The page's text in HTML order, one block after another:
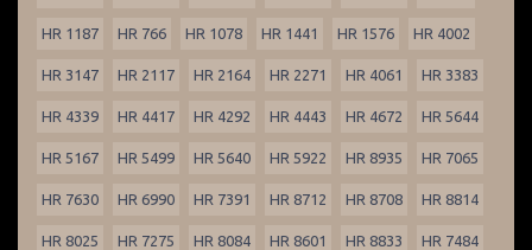
HR 1187 HR 766 HR 1078 HR 1441 HR 1576 HR 4002
HR 3147 HR 2117 HR 2164 HR 2271 HR 4061 HR 3383
HR 4339 HR 4417 HR 4292 HR 4443 HR 4672 HR 5644
HR 5167 HR 5499 HR 5640 HR 5922 HR 8935 HR 7065
HR 7630 HR 6990 HR 7391 HR 8712 HR 8708 HR 8814
HR 8025 HR 7275 HR 8084 HR 8601 HR 8833 HR 7484